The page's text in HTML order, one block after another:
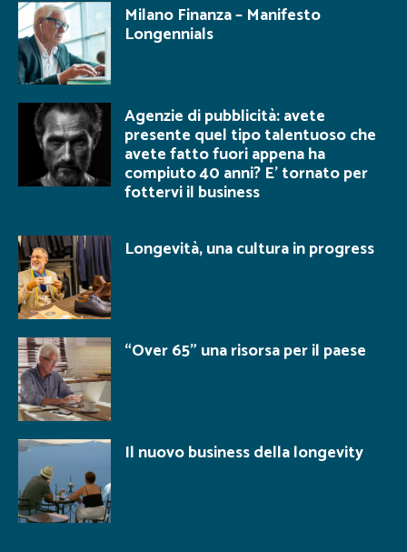
Milano Finanza – Manifesto
Longennials
Agenzie di pubblicità: avete
presente quel tipo talentuoso che
avete fatto fuori appena ha
compiuto 40 anni? E’ tornato per
fottervi il business
Longevità, una cultura in progress
“Over 65” una risorsa per il paese
Il nuovo business della longevity